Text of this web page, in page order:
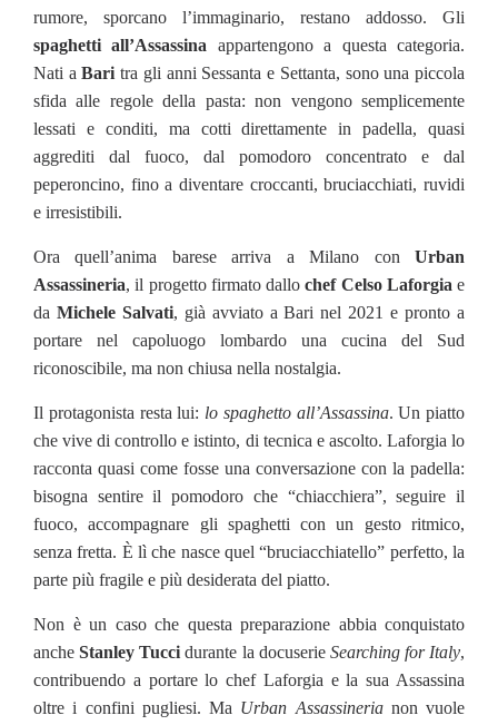
rumore, sporcano l’immaginario, restano addosso. Gli
spaghetti all’Assassina appartengono a questa categoria.
Nati aBari tra gli anni Sessanta e Settanta, sono una piccola
sfida alle regole della pasta: non vengono semplicemente
lessati e conditi, ma cotti direttamente in padella, quasi
aggrediti dal fuoco, dal pomodoro concentrato e dal
peperoncino, fino a diventare croccanti, bruciacchiati, ruvidi
e irresistibili.
Ora quell’anima barese arriva a Milano con Urban
Assassineria, il progetto firmato dallochef Celso Laforgia e
da Michele Salvati, già avviato a Bari nel 2021 e pronto a
portare nel capoluogo lombardo una cucina del Sud
riconoscibile, ma non chiusa nella nostalgia.
Il protagonista resta lui: lo spaghetto all’Assassina. Un piatto
che vive di controllo e istinto, di tecnica e ascolto. Laforgia lo
racconta quasi come fosse una conversazione con la padella:
bisogna sentire il pomodoro che “chiacchiera”, seguire il
fuoco, accompagnare gli spaghetti con un gesto ritmico,
senza fretta. È lì che nasce quel “bruciacchiatello” perfetto, la
parte più fragile e più desiderata del piatto.
Non è un caso che questa preparazione abbia conquistato
ancheStanley Tucci durante la docuserie Searching for Italy,
contribuendo a portare lo chef Laforgia e la sua Assassina
oltre i confini pugliesi. Ma Urban Assassinerianon vuole